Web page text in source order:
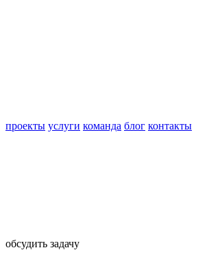
проекты услуги команда блог контакты
обсудить задачу